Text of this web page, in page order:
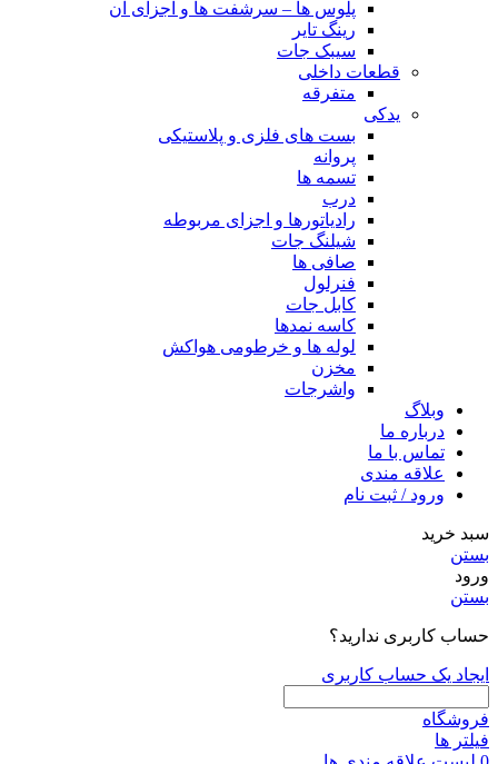
پلوس ها – سرشفت ها و اجزای آن
رینگ تایر
سیبک جات
قطعات داخلی
متفرقه
یدکی
بست های فلزی و پلاستیکی
پروانه
تسمه ها
درب
رادیاتورها و اجزای مربوطه
شیلنگ جات
صافی ها
فنرلول
کابل جات
کاسه نمدها
لوله ها و خرطومی هواکش
مخزن
واشرجات
وبلاگ
درباره ما
تماس با ما
علاقه مندی
ورود / ثبت نام
سبد خرید
بستن
ورود
بستن
حساب کاربری ندارید؟
ایجاد یک حساب کاربری
فروشگاه
فیلتر ها